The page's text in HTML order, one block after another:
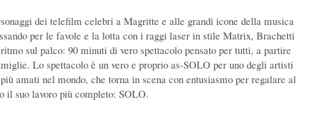
dei telefilm celebri a Magritte e alle grandi icone della musica
per le favole e la lotta con i raggi laser in stile Matrix, Brachetti
sul palco: 90 minuti di vero spettacolo pensato per tutti, a partire
Lo spettacolo è un vero e proprio as-SOLO per uno degli artisti
amati nel mondo, che torna in scena con entusiasmo per regalare al
il suo lavoro più completo: SOLO.